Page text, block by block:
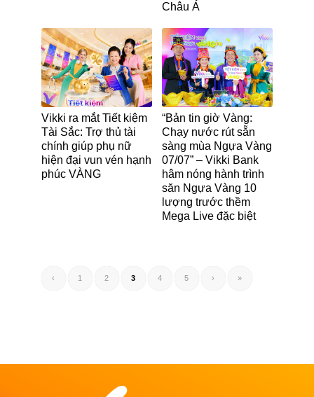
Châu Á
Vikki ra mắt Tiết kiệm
Tài Sắc: Trợ thủ tài
chính giúp phụ nữ
hiện đại vun vén hạnh
phúc VÀNG
“Bản tin giờ Vàng:
Chạy nước rút sẵn
sàng mùa Ngựa Vàng
07/07” – Vikki Bank
hâm nóng hành trình
săn Ngựa Vàng 10
lượng trước thềm
Mega Live đặc biệt
‹ 1 2 3 4 5 › »